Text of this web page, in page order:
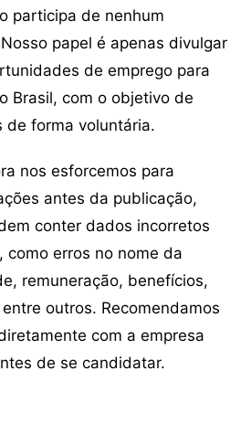
participa de nenhum
papel é apenas divulgar
de emprego para
Brasil, com o objetivo de
de forma voluntária.
nos esforcemos para
antes da publicação,
conter dados incorretos
como erros no nome da
remuneração, benefícios,
outros. Recomendamos
com a empresa
de se candidatar.